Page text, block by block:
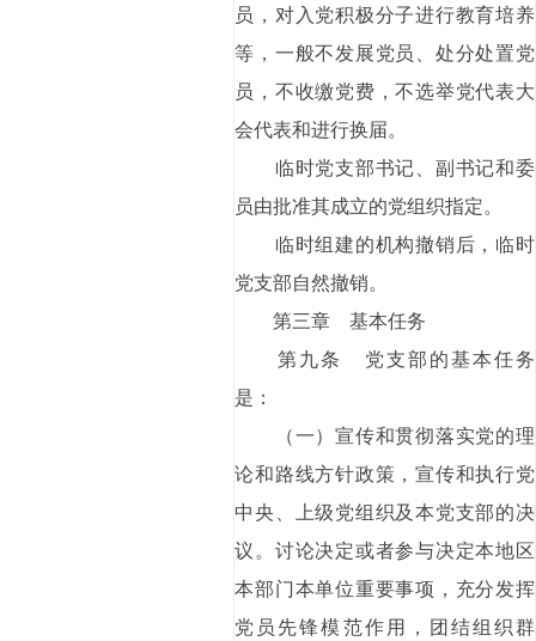
员，对入党积极分子进行教育培养
等，一般不发展党员、处分处置党
员，不收缴党费，不选举党代表大
会代表和进行换届。
临时党支部书记、副书记和委
员由批准其成立的党组织指定。
临时组建的机构撤销后，临时
党支部自然撤销。
第三章 基本任务
第九条 党支部的基本任务
是：
（一）宣传和贯彻落实党的理
论和路线方针政策，宣传和执行党
中央、上级党组织及本党支部的决
议。讨论决定或者参与决定本地区
本部门本单位重要事项，充分发挥
党员先锋模范作用，团结组织群